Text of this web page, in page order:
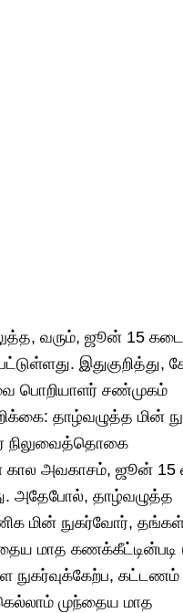
வரும், ஜூன் 15
இதுகுறித்து,
பொறியாளர் சண்முகம்
தாழ்வழுத்த மின்
நிலுவைத்தொகை
கால அவகாசம், ஜூன் 15
அதேபோல், தாழ்வழுத்த
மின் நுகர்வோர்,
மாத கணக்கீட்டின்படி
நுகர்வுக்கேற்ப, கட்டணம்
முந்தைய மாத